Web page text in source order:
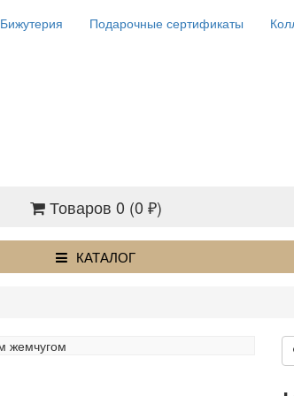
Бижутерия Подарочные сертификаты
Товаров 0 (0 ₽)
КАТАЛОГ